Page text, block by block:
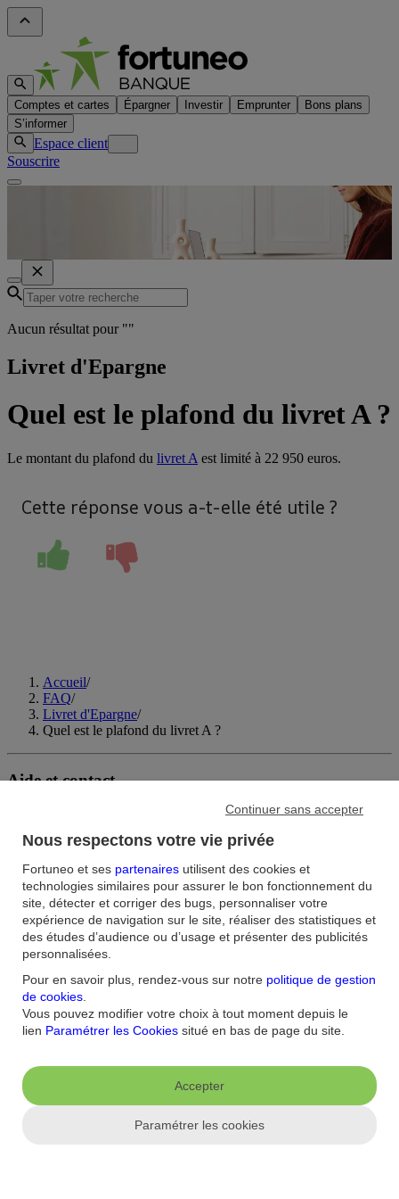
Comptes et cartes Épargner Investir Emprunter
Bons plans
S’informer
Espace client
Souscrire
Aucun résultat pour ""
Livret d'Epargne
Quel est le plafond du livret A ?
Le montant du plafond du livret A est limité à 22 950 euros.
Cette réponse vous a-t-elle été utile ?
Accueil/
FAQ/
Livret d'Epargne/
Quel est le plafond du livret A ?
Aide et contact
FormulairesAccessibilité : non
Nous connaitre
Qui sommes-nous ?Banque la moins chèreNos récompenses
engagements RSERecrutementEspace Presse
Informations réglementaires
Conditions généralesConditions tarifairesPolitique de
confidentialité
légalesRéglementationDroit au compte et clients fragilesDispositif
d'alerte
Appli mobile
Nous respectons votre vie privée
Fortuneo et ses partenaires utilisent des cookies et
technologies similaires pour assurer le bon fonctionnement du
site, détecter et corriger des bugs, personnaliser votre
expérience de navigation sur le site, réaliser des statistiques et
des études d’audience ou d’usage et présenter des publicités
personnalisées.
Pour en savoir plus, rendez-vous sur notre politique de gestion
de cookies.
Vous pouvez modifier votre choix à tout moment depuis le
lien Paramétrer les Cookies situé en bas de page du site.
Accepter
Continuer sans accepter
Paramétrer les cookies